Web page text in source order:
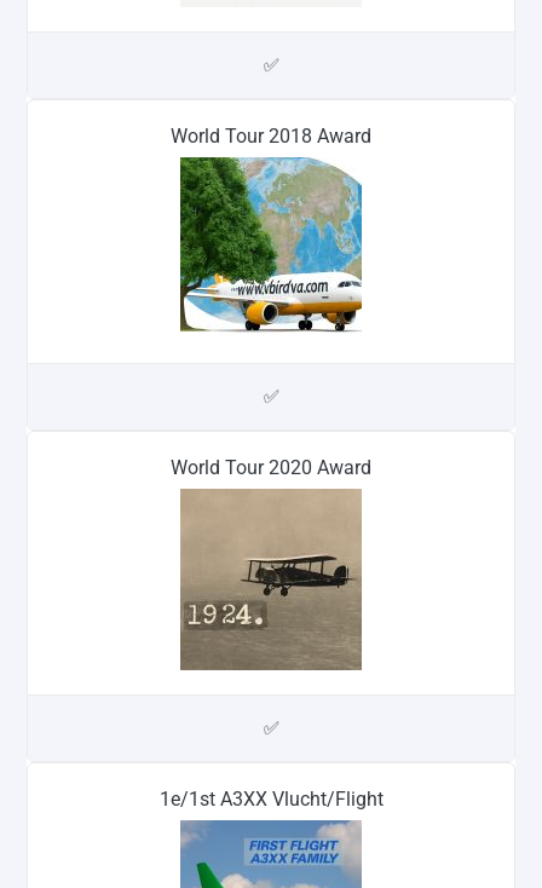
✅
World Tour 2018 Award
✅
World Tour 2020 Award
✅
1e/1st A3XX Vlucht/Flight